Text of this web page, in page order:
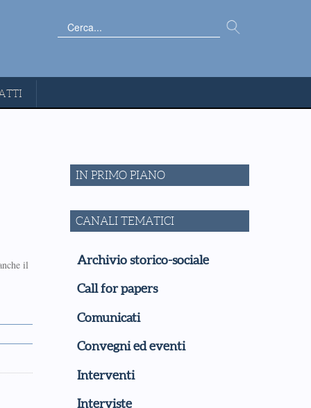
Cerca...
il
IN PRIMO PIANO
CANALI TEMATICI
Archivio storico-sociale
Call for papers
Comunicati
Convegni ed eventi
Interventi
Interviste